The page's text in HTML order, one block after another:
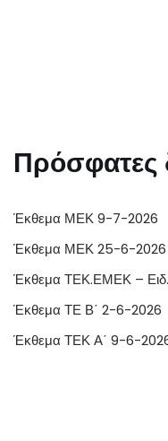
Πρόσφατες
Έκθεμα ΜΕΚ 9-7-2026
Έκθεμα ΜΕΚ 25-6-2026
Έκθεμα ΤΕΚ.ΕΜΕΚ –
Έκθεμα ΤΕ Β΄ 2-6-2026
Έκθεμα ΤΕΚ Α΄ 9-6-